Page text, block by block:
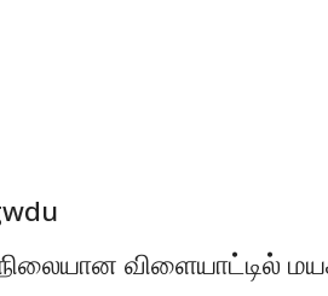
விளையாட்டில்